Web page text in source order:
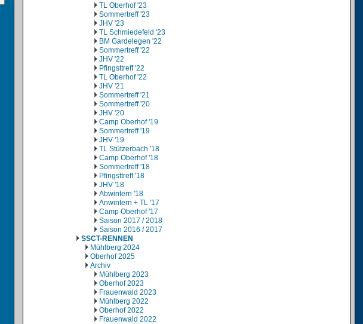
TL Oberhof '23
Sommertreff '23
JHV '23
TL Schmiedefeld '23
BM Gardelegen '22
Sommertreff '22
JHV '22
Pfingsttreff '22
TL Oberhof '22
JHV '21
Sommertreff '21
Sommertreff '20
JHV '20
Camp Oberhof '19
Sommertreff '19
JHV '19
TL Stützerbach '18
Camp Oberhof '18
Sommertreff '18
Pfingsttreff '18
JHV '18
Abwintern '18
Anwintern + TL '17
Camp Oberhof '17
Saison 2017 / 2018
Saison 2016 / 2017
SSCT-RENNEN
Mühlberg 2024
Oberhof 2025
Archiv
Mühlberg 2023
Oberhof 2023
Frauenwald 2023
Mühlberg 2022
Oberhof 2022
Frauenwald 2022